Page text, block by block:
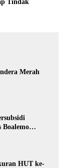
Tindak
Merah
Boalemo
HUT ke-